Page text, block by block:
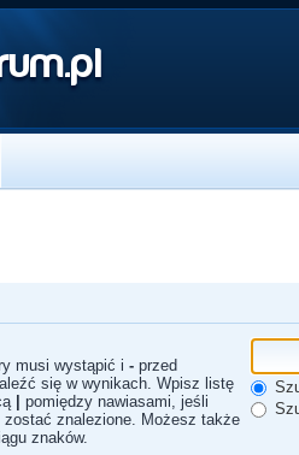
musi wystąpić i - przed
się w wynikach. Wpisz listę
pomiędzy nawiasami, jeśli
znalezione. Możesz także
znaków.